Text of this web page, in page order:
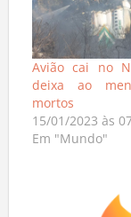
Avião cai no
deixa ao
mortos
15/01/2023 às
Em "Mundo"